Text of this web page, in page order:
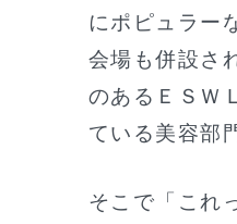
にポピュラー
会場も併設さ
のあるＥＳＷ
ている美容部
そこで「これ